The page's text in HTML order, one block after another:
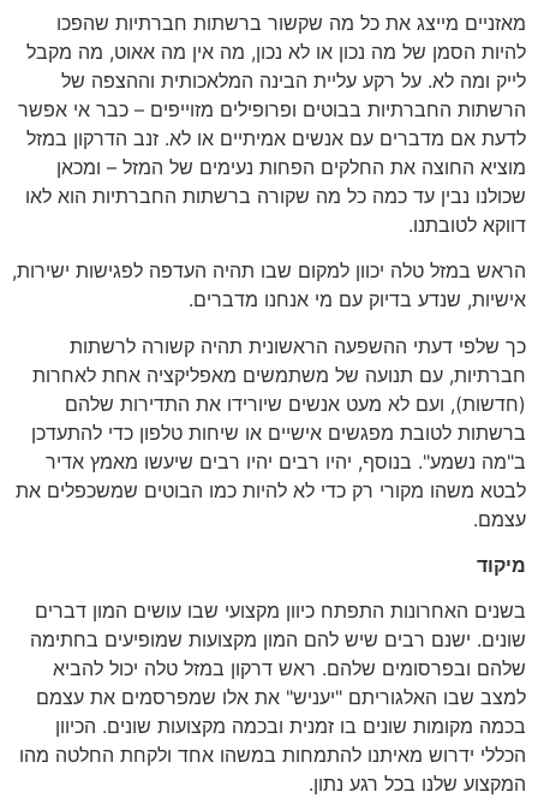
מאזניים מייצג את כל מה שקשור ברשתות חברתיות שהפכו
להיות הסמן של מה נכון או לא נכון, מה אין מה אאוט, מה מקבל
לייק ומה לא. על רקע עליית הבינה המלאכותית וההצפה של
הרשתות החברתיות בבוטים ופרופילים מזוייפים – כבר אי אפשר
לדעת אם מדברים עם אנשים אמיתיים או לא. זנב הדרקון במזל
מוציא החוצה את החלקים הפחות נעימים של המזל – ומכאן
שכולנו נבין עד כמה כל מה שקורה ברשתות החברתיות הוא לאו
דווקא לטובתנו.
הראש במזל טלה יכוון למקום שבו תהיה העדפה לפגישות ישירות,
אישיות, שנדע בדיוק עם מי אנחנו מדברים.
כך שלפי דעתי ההשפעה הראשונית תהיה קשורה לרשתות
חברתיות, עם תנועה של משתמשים מאפליקציה אחת לאחרות
(חדשות), ועם לא מעט אנשים שיורידו את התדירות שלהם
ברשתות לטובת מפגשים אישיים או שיחות טלפון כדי להתעדכן
ב"מה נשמע". בנוסף, יהיו רבים יהיו רבים שיעשו מאמץ אדיר
לבטא משהו מקורי רק כדי לא להיות כמו הבוטים שמשכפלים את
עצמם.
מיקוד
בשנים האחרונות התפתח כיוון מקצועי שבו עושים המון דברים
שונים. ישנם רבים שיש להם המון מקצועות שמופיעים בחתימה
שלהם ובפרסומים שלהם. ראש דרקון במזל טלה יכול להביא
למצב שבו האלגוריתם "יעניש" את אלו שמפרסמים את עצמם
בכמה מקומות שונים בו זמנית ובכמה מקצועות שונים. הכיוון
הכללי ידרוש מאיתנו להתמחות במשהו אחד ולקחת החלטה מהו
המקצוע שלנו בכל רגע נתון.